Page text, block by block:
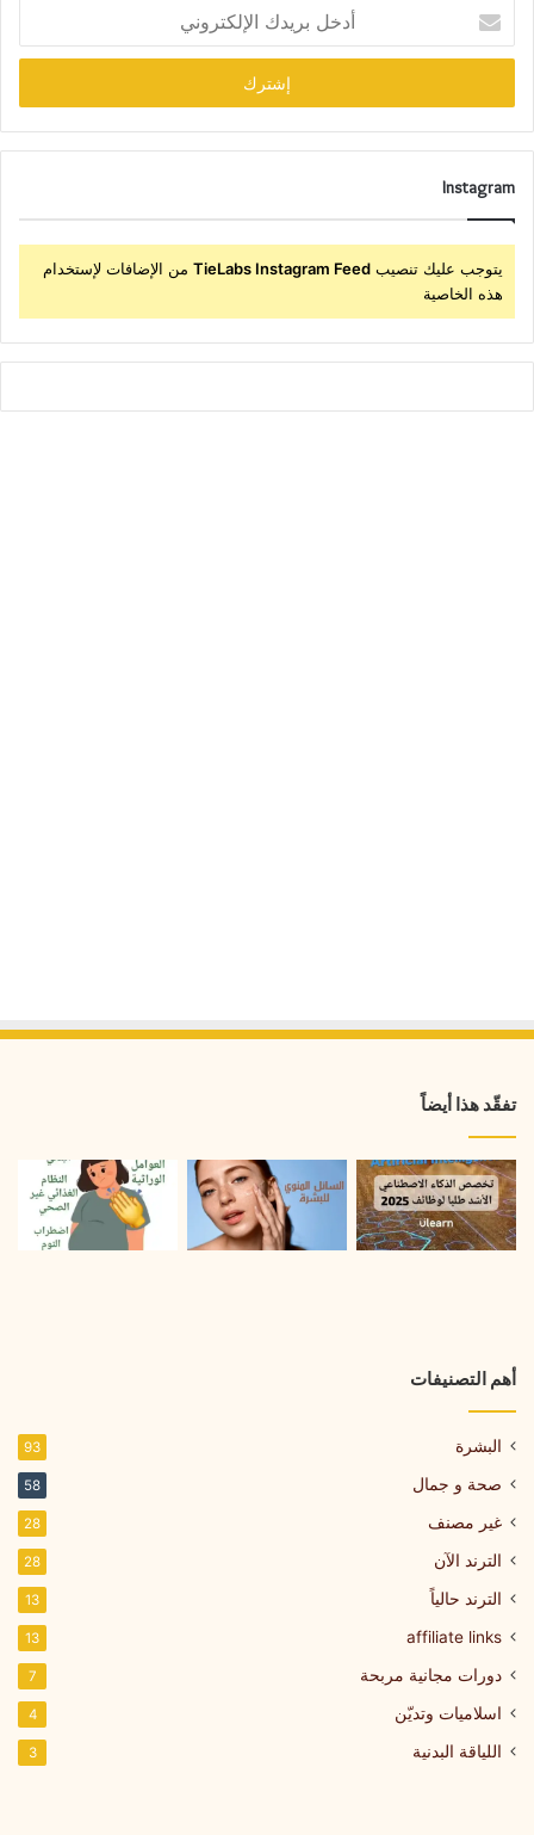
بريدك
الإلكتروني
Instagram
يتوجب عليك تنصيب TieLabs Instagram Feed من الإضافات لإستخدام
هذه الخاصية
تفقّد هذا أيضاً
أهم التصنيفات
البشرة 93
صحة و جمال 58
غير مصنف 28
الترند الآن 28
الترند حالياً 13
affiliate links
13
دورات مجانية مربحة 7
اسلاميات وتديّن 4
اللياقة البدنية 3